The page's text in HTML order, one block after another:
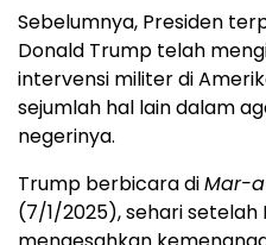
Sebelumnya, Presiden
Donald Trump telah
intervensi militer di
sejumlah hal lain dalam
negerinya.
Trump berbicara diMar-
(7/1/2025), sehari